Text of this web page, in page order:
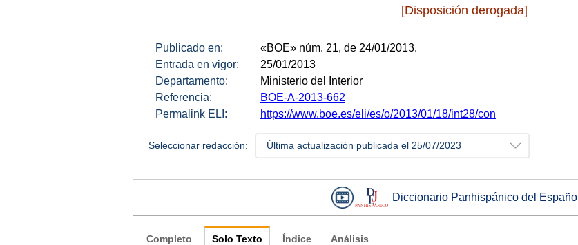
[Disposición derogada]
Publicado en: «BOE» núm. 21, de 24/01/2013.
Entrada en vigor:
25/01/2013
Departamento:
Ministerio del Interior
Referencia:
BOE-A-2013-662
Permalink ELI:
https://www.boe.es/eli/es/o/2013/01/18/int28/con
Seleccionar redacción: Última actualización publicada el 25/07/2023
Diccionario Panhispánico del Español
Completo Solo Texto Índice Análisis